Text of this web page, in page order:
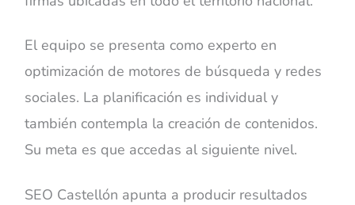
El equipo se presenta como experto en
optimización de motores de búsqueda y redes
sociales. La planificación es individual y
también contempla la creación de contenidos.
Su meta es que accedas al siguiente nivel.
SEO Castellón apunta a producir resultados